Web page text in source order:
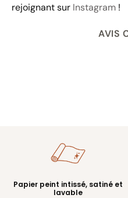
rejoignant sur Instagram !
AVIS
Papier peint intissé, satiné et
lavable